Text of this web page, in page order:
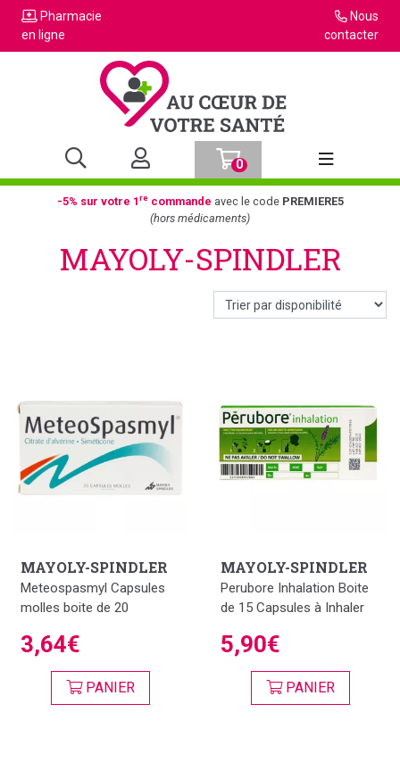
Pharmacie
en ligne
Nous
contacter
0
Afficher la
-5% sur votre 1recommande avec le code PREMIERE5
(hors médicaments)
MAYOLY-SPINDLER
MAYOLY-SPINDLER
Meteospasmyl Capsules
molles boite de 20
3,64€
PANIER
MAYOLY-SPINDLER
Perubore Inhalation Boite
de 15 Capsules à Inhaler
5,90€
PANIER